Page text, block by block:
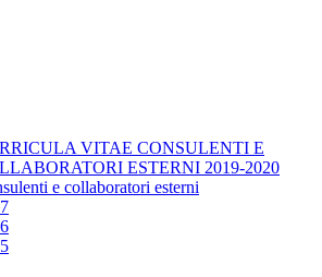
VITAE CONSULENTI E
ESTERNI 2019-2020
e collaboratori esterni